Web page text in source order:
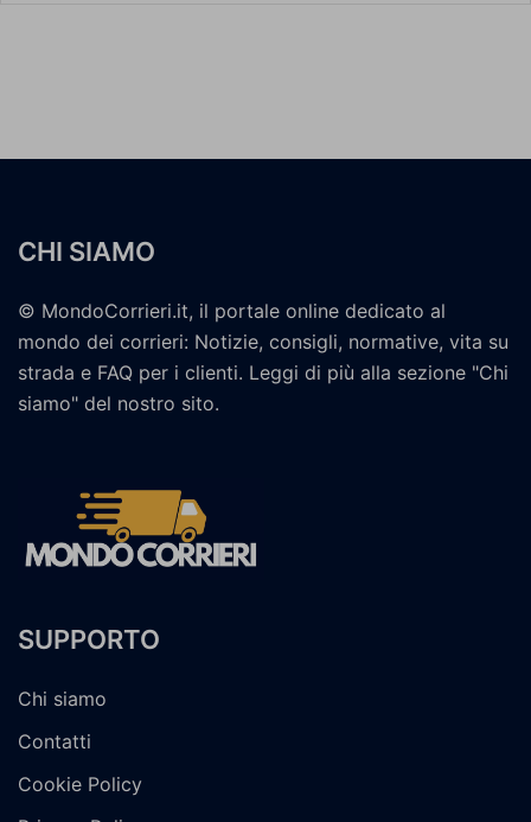
CHI SIAMO
© MondoCorrieri.it, il portale online dedicato al
mondo dei corrieri: Notizie, consigli, normative, vita su
strada e FAQ per i clienti. Leggi di più alla sezione "Chi
siamo" del nostro sito.
SUPPORTO
Chi siamo
Contatti
Cookie Policy